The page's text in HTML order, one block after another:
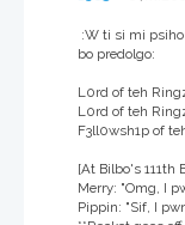
:W ti si mi
bo predolgo:
L0rd of teh
L0rd of teh
F3ll0wsh1p of
[At Bilbo's 111th
Merry: "Omg, I
Pippin: "Sif, I